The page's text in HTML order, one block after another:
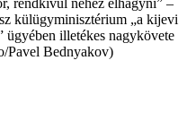
rendkívül nehéz elhagyni” –
külügyminisztérium „a kijevi
ügyében illetékes nagykövete
Pavel Bednyakov)